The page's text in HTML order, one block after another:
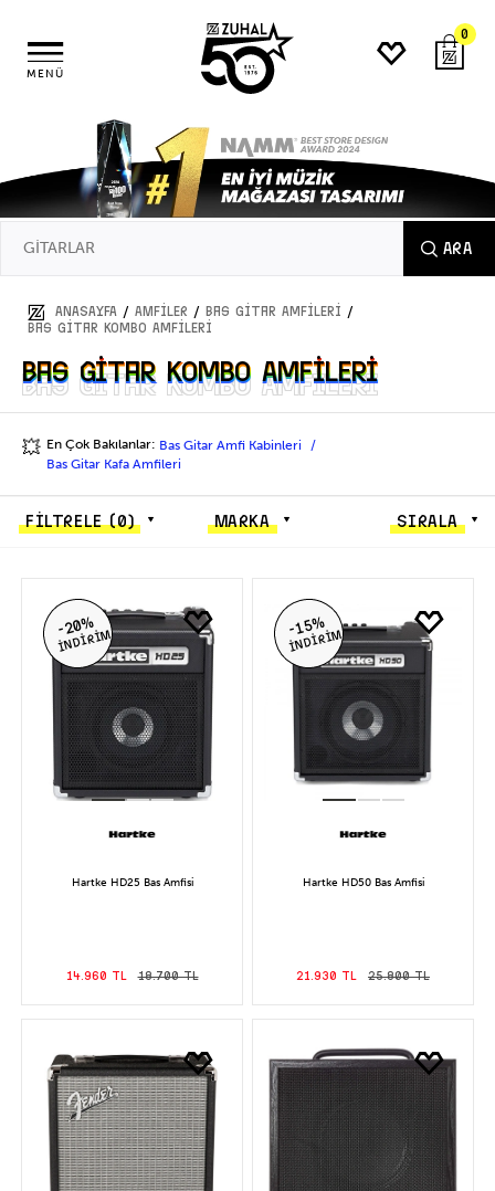
MENÜ
0
ARA
ANASAYFA / AMFİLER / Bas Gitar Amfileri /
Bas Gitar Kombo Amfileri
Bas Gitar Kombo Amfileri
Bas Gitar Kombo Amfileri
💥 En Çok Bakılanlar: Bas Gitar Amfi Kabinleri
Bas Gitar Kafa Amfileri
FİLTRELE(0) MARKA SIRALA
-20%
İNDİRİM
Hartke HD25 Bas Amfisi
14.960 TL 18.700 TL
-15%
İNDİRİM
Hartke HD50 Bas Amfisi
21.930 TL 25.800 TL